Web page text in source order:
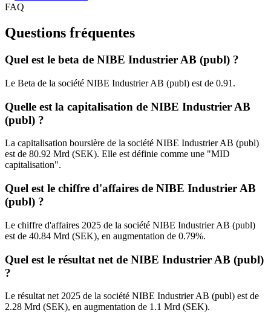
FAQ
Questions fréquentes
Quel est le beta de NIBE Industrier AB (publ) ?
Le Beta de la société NIBE Industrier AB (publ) est de 0.91.
Quelle est la capitalisation de NIBE Industrier AB
(publ) ?
La capitalisation boursière de la société NIBE Industrier AB (publ)
est de 80.92 Mrd (SEK). Elle est définie comme une "MID
capitalisation".
Quel est le chiffre d'affaires de NIBE Industrier AB
(publ) ?
Le chiffre d'affaires 2025 de la société NIBE Industrier AB (publ)
est de 40.84 Mrd (SEK), en augmentation de 0.79%.
Quel est le résultat net de NIBE Industrier AB (publ)
?
Le résultat net 2025 de la société NIBE Industrier AB (publ) est de
2.28 Mrd (SEK), en augmentation de 1.1 Mrd (SEK).